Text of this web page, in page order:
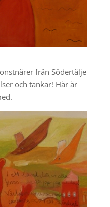
från Södertälje
och tankar! Här är